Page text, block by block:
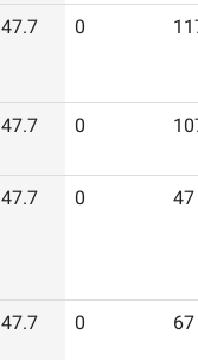
47.7 0
47.7 0
47.7 0 47
47.7 0 67